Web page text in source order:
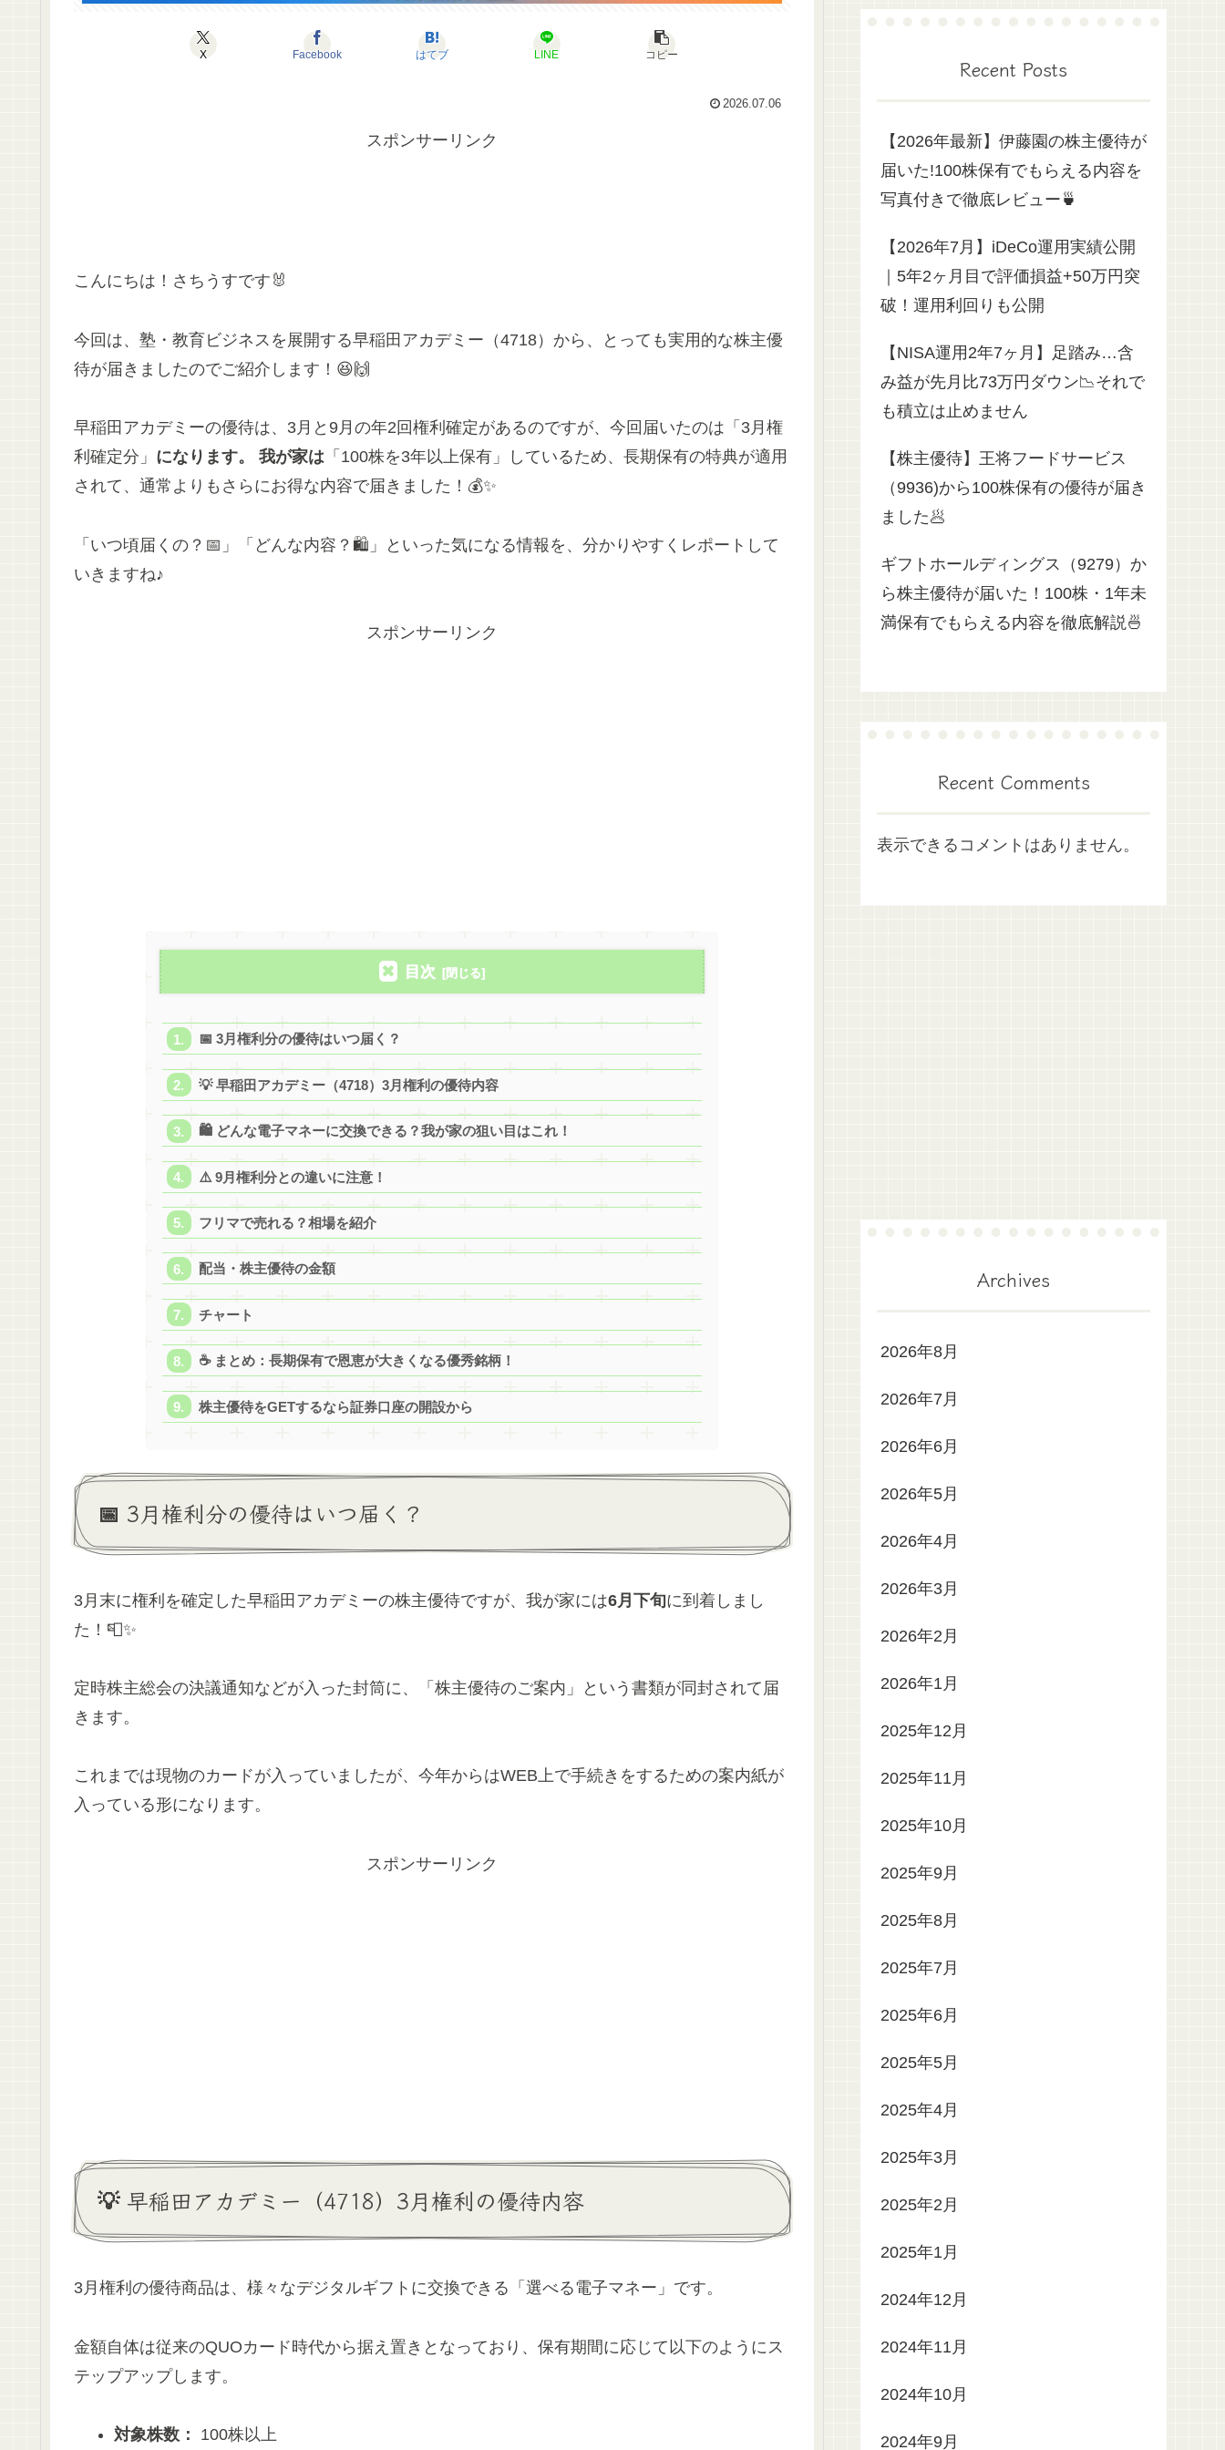
X Facebook はてブ LINE コピー
2026.07.06
スポンサーリンク
こんにちは！さちうすです🐰
今回は、塾・教育ビジネスを展開する早稲田アカデミー（4718）から、とっても実用的な株主優
待が届きましたのでご紹介します！😆🙌
早稲田アカデミーの優待は、3月と9月の年2回権利確定があるのですが、今回届いたのは「3月権
利確定分」 になります。 我が家は 「100株を3年以上保有」しているため、長期保有の特典が適用
されて、通常よりもさらにお得な内容で届きました！💰✨
「いつ頃届くの？📅」「どんな内容？🛍️」といった気になる情報を、分かりやすくレポートして
いきますね♪
スポンサーリンク
目次
📅 3月権利分の優待はいつ届く？
💡 早稲田アカデミー（4718）3月権利の優待内容
🛍️ どんな電子マネーに交換できる？我が家の狙い目はこれ！
⚠️ 9月権利分との違いに注意！
フリマで売れる？相場を紹介
配当・株主優待の金額
チャート
☕️ まとめ：長期保有で恩恵が大きくなる優秀銘柄！
株主優待をGETするなら証券口座の開設から
📅 3月権利分の優待はいつ届く？
3月末に権利を確定した早稲田アカデミーの株主優待ですが、我が家には6月下旬に到着しまし
た！📮✨
定時株主総会の決議通知などが入った封筒に、「株主優待のご案内」という書類が同封されて届
きます。
これまでは現物のカードが入っていましたが、今年からはWEB上で手続きをするための案内紙が
入っている形になります。
スポンサーリンク
💡 早稲田アカデミー（4718）3月権利の優待内容
3月権利の優待商品は、様々なデジタルギフトに交換できる「選べる電子マネー」です。
金額自体は従来のQUOカード時代から据え置きとなっており、保有期間に応じて以下のようにス
テップアップします。
対象株数： 100株以上
Recent Posts
【2026年最新】伊藤園の株主優待が
届いた!100株保有でもらえる内容を
写真付きで徹底レビュー🍵
【2026年7月】iDeCo運用実績公開
｜5年2ヶ月目で評価損益+50万円突
破！運用利回りも公開
【NISA運用2年7ヶ月】足踏み…含
み益が先月比73万円ダウン📉それで
も積立は止めません
【株主優待】王将フードサービス
（9936)から100株保有の優待が届き
ました🥟
ギフトホールディングス（9279）か
ら株主優待が届いた！100株・1年未
満保有でもらえる内容を徹底解説🍜
Recent Comments
表示できるコメントはありません。
Archives
2026年8月
2026年7月
2026年6月
2026年5月
2026年4月
2026年3月
2026年2月
2026年1月
2025年12月
2025年11月
2025年10月
2025年9月
2025年8月
2025年7月
2025年6月
2025年5月
2025年4月
2025年3月
2025年2月
2025年1月
2024年12月
2024年11月
2024年10月
2024年9月